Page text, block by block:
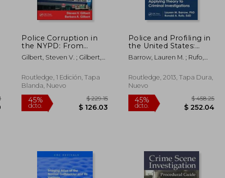
$ 174.37
$ 95.90
45%
dcto.
$ 540.46
$ 297.25
45%
dcto.
Police Corruption in
the NYPD: From
Knapp to Mollen (en
Inglés)
Gilbert, Steven V. ; Gilbert,
Routledge, 1 Edición, Tapa
Blanda, Nuevo
Police and Profiling in
the United States:
Applying Theory to
Criminal Investigations
Barrow, Lauren M. ; Rufo,
Routledge, 2013, Tapa Dura,
Nuevo